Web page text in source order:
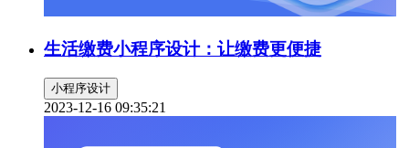
生活缴费小程序设计：让缴费更便捷
小程序设计
2023-12-16 09:35:21